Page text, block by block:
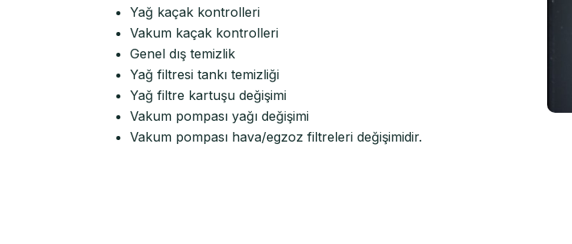
Yağ kaçak kontrolleri
Vakum kaçak kontrolleri
Genel dış temizlik
Yağ filtresi tankı temizliği
Yağ filtre kartuşu değişimi
Vakum pompası yağı değişimi
Vakum pompası hava/egzoz filtreleri değişimidir.